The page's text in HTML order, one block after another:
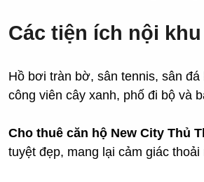
Các tiện ích nội
Hồ bơi tràn bờ, sân tennis, sân
công viên cây xanh, phố đi bộ và
Cho thuê căn hộ New City Thủ
tuyệt đẹp, mang lại cảm giác